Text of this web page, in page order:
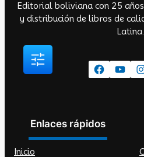
Editorial boliviana con 25
y distribución de libros de
Latina.
Facebook YouTube
Enlaces rápidos
Inicio